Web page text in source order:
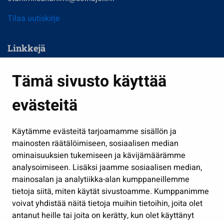
Tämä sivusto käyttää
evästeitä
Käytämme evästeitä tarjoamamme sisällön ja
mainosten räätälöimiseen, sosiaalisen median
ominaisuuksien tukemiseen ja kävijämäärämme
analysoimiseen. Lisäksi jaamme sosiaalisen median,
mainosalan ja analytiikka-alan kumppaneillemme
tietoja siitä, miten käytät sivustoamme. Kumppanimme
voivat yhdistää näitä tietoja muihin tietoihin, joita olet
antanut heille tai joita on kerätty, kun olet käyttänyt
Tilaa uutiskirje
Linkkejä
Kasvatus ja opetus
Kulttuuri ja liikunta
Työ ja yrittäminen
Osallistu ja asioi
Näytä omat evästeasetukseni
Seuraa meitä